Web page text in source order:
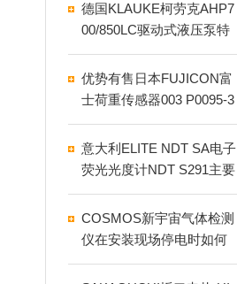
德国KLAUKE柯劳克AHP7
00/850LC驱动式液压泵特
点
优势有售日本FUJICON富
士荷重传感器003 P0095-3
KN
意大利ELITE NDT SA电子
荧光光度计NDT S291主要
应用在什么领域
COSMOS新宇宙气体检测
仪在安装现场停电时如何
解决？